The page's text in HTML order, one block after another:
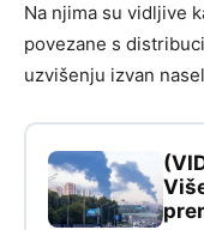
Na njima su vidljive
povezane s
uzvišenju izvan